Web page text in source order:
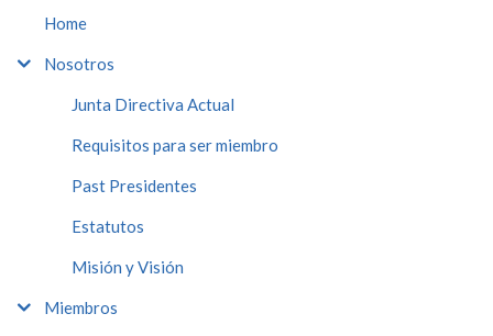
Home
Nosotros
Junta Directiva Actual
Requisitos para ser miembro
Past Presidentes
Estatutos
Misión y Visión
Miembros